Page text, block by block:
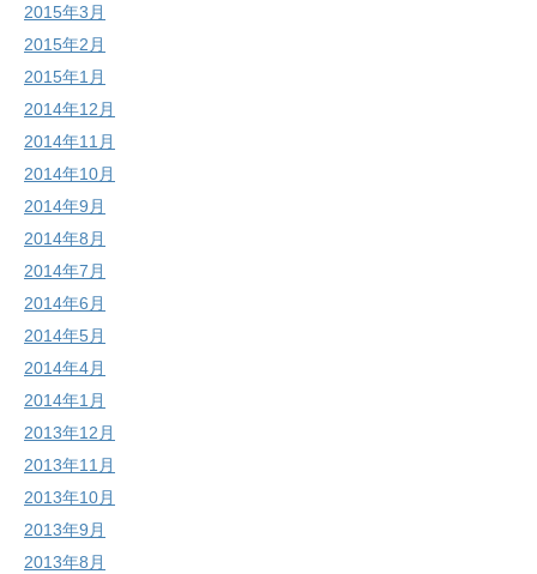
2015年3月
2015年2月
2015年1月
2014年12月
2014年11月
2014年10月
2014年9月
2014年8月
2014年7月
2014年6月
2014年5月
2014年4月
2014年1月
2013年12月
2013年11月
2013年10月
2013年9月
2013年8月